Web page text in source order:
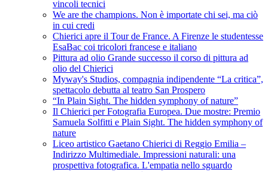
vincoli tecnici
We are the champions. Non è importate chi sei, ma ciò
in cui credi
Chierici apre il Tour de France. A Firenze le studentesse
EsaBac coi tricolori francese e italiano
Pittura ad olio Grande successo il corso di pittura ad
olio del Chierici
Myway's Studios, compagnia indipendente “La critica”,
spettacolo debutta al teatro San Prospero
“In Plain Sight. The hidden symphony of nature”
Il Chierici per Fotografia Europea. Due mostre: Premio
Samuela Solfitti e Plain Sight. The hidden symphony of
nature
Liceo artistico Gaetano Chierici di Reggio Emilia –
Indirizzo Multimediale. Impressioni naturali: una
prospettiva fotografica. L'empatia nello sguardo